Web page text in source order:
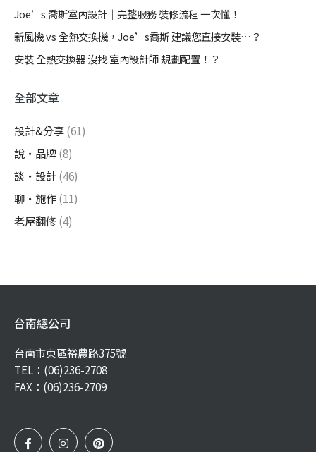
Joe’s 喬斯室內設計｜完整服務 裝修流程 一次懂！
新風機 vs 全熱交換機，Joe’s喬斯 建議您直接安裝…？
安裝 全熱交換器 沒找 室內設計師 規劃配置！？
全部文章
設計&分享(61)
說・品牌(8)
談・設計(46)
聊・施作(11)
老屋翻修 (4)
台南總公司
台南市東區裕農路375號
TEL： (06)236-2708
FAX：(06)236-2709